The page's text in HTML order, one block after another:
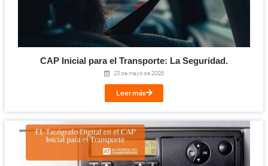
Información descendente
La administración suele legislar poniendo deberes a los
olvida de adquirir y de cumplir sus compromisos. Desde AT
FOMENTO se comprometa a mantener contacto con las
trasladarle, de forma periódica, información relevante sobre
relacionados con el transporte y la logística (legislación,
tecnologías, estudios, etc.).
PARA MÁS INFORMACIÓN puedes contactar con: